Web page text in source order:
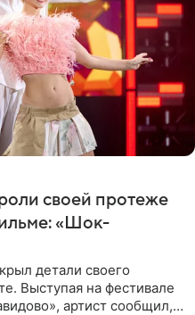
своей протеже
«Шок-
детали своего
Выступая на фестивале
артист сообщил,